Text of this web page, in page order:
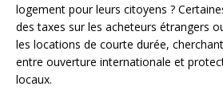
logement pour leurs citoyens ?
des taxes sur les acheteurs étrangers
les locations de courte durée,
entre ouverture internationale et
locaux.